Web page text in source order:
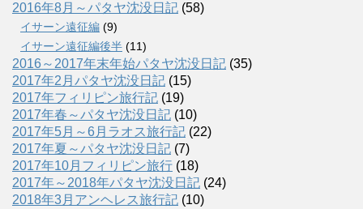
2016年8月～パタヤ沈没日記 (58)
イサーン遠征編 (9)
イサーン遠征編後半 (11)
2016～2017年末年始パタヤ沈没日記 (35)
2017年2月パタヤ沈没日記 (15)
2017年フィリピン旅行記 (19)
2017年春～パタヤ沈没日記 (10)
2017年5月～6月ラオス旅行記 (22)
2017年夏～パタヤ沈没日記 (7)
2017年10月フィリピン旅行 (18)
2017年～2018年パタヤ沈没日記 (24)
2018年3月アンヘレス旅行記 (10)